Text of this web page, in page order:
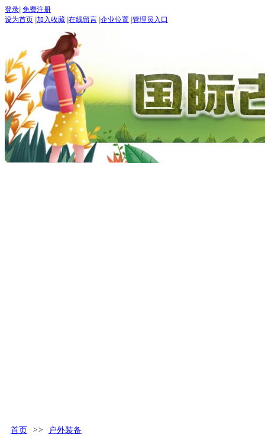
登录 免费注册
设为首页 加入收藏 在线留言 企业位置 管理员入口
五月
进
首页 >> 户外装备